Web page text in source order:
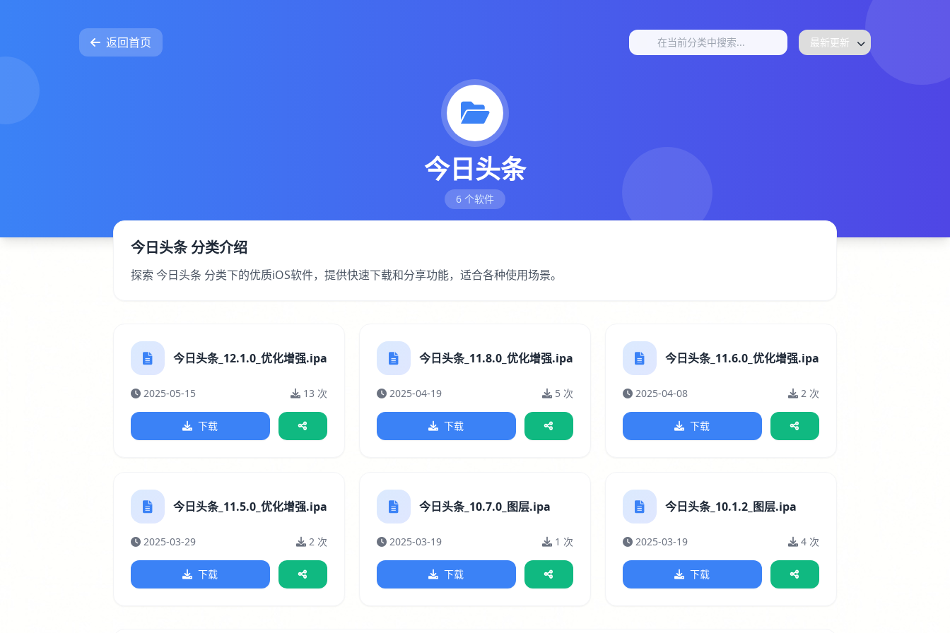
返回首页
今日头条
6 个软件
今日头条 分类介绍
探索 今日头条 分类下的优质iOS软件，提供快速下载和分享功能，适合各种使用场景。
今日头条_12.1.0_优化增强.ipa
2025-05-15 13 次
下载
今日头条_11.8.0_优化增强.ipa
2025-04-19 5 次
下载
今日头条_11.6.0_优化增强.ipa
2025-04-08 2 次
下载
今日头条_11.5.0_优化增强.ipa
2025-03-29 2 次
下载
今日头条_10.7.0_图层.ipa
2025-03-19 1 次
下载
今日头条_10.1.2_图层.ipa
2025-03-19 4 次
下载